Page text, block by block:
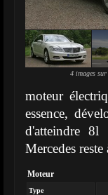
4 images
moteur
essence,
d'atteindre 8l
Mercedes
Moteur
Type